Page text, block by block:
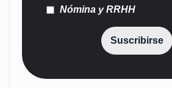
Nómina y RRHH
Suscribirse